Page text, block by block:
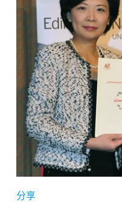
分享